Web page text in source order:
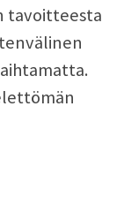
tavoitteesta